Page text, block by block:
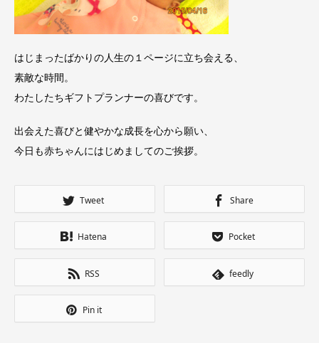
はじまったばかりの人生の１ページに立ち会える、
素敵な時間。
わたしたちギフトプランナーの喜びです。
出会えた喜びと健やかな成長を心から願い、
今日も赤ちゃんにはじめましてのご挨拶。
Tweet Share
Hatena Pocket
RSS feedly
Pin it